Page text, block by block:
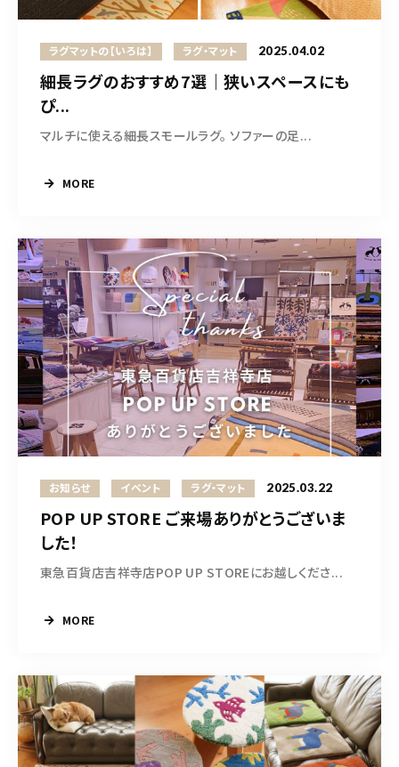
ラグマットの【いろは】 ラグ・マット 2025.04.02
細長ラグのおすすめ7選｜狭いスペースにも
ぴ...
マルチに使える細長スモールラグ。 ソファーの足...
MORE
お知らせ イベント ラグ・マット 2025.03.22
POP UP STORE ご来場ありがとうございま
した！
東急百貨店吉祥寺店POP UP STOREにお越しくださ...
MORE